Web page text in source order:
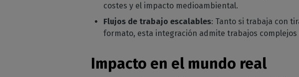
costes y el impacto medioambiental.
Flujos de trabajo escalables: Tanto si trabaja con
formato, esta integración admite trabajos
Impacto en el mundo real